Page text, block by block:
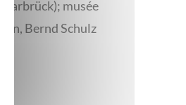
musée
Bernd Schulz